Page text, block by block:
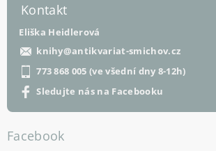
Kontakt
Eliška Heidlerová
knihy@antikvariat-smichov.cz
773 868 005 (ve všední dny 8-12h)
Sledujte nás na Facebooku
Facebook